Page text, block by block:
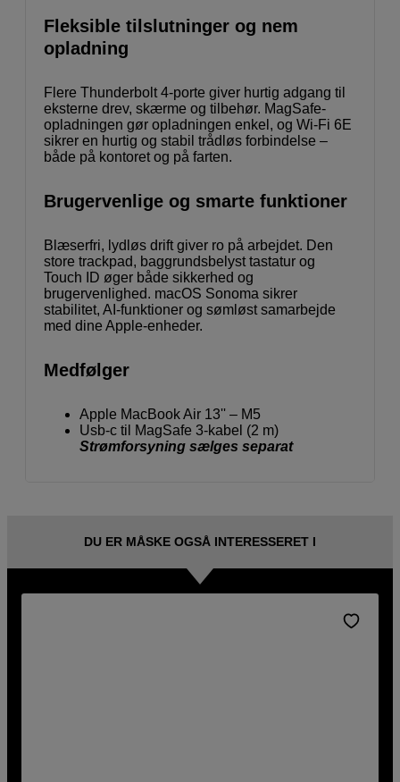
Fleksible tilslutninger og nem
opladning
Flere Thunderbolt 4-porte giver hurtig adgang til
eksterne drev, skærme og tilbehør. MagSafe-
opladningen gør opladningen enkel, og Wi-Fi 6E
sikrer en hurtig og stabil trådløs forbindelse –
både på kontoret og på farten.
Brugervenlige og smarte funktioner
Blæserfri, lydløs drift giver ro på arbejdet. Den
store trackpad, baggrundsbelyst tastatur og
Touch ID øger både sikkerhed og
brugervenlighed. macOS Sonoma sikrer
stabilitet, AI-funktioner og sømløst samarbejde
med dine Apple-enheder.
Medfølger
Apple MacBook Air 13'' – M5
Usb-c til MagSafe 3-kabel (2 m)
Strømforsyning sælges separat
DU ER MÅSKE OGSÅ INTERESSERET I